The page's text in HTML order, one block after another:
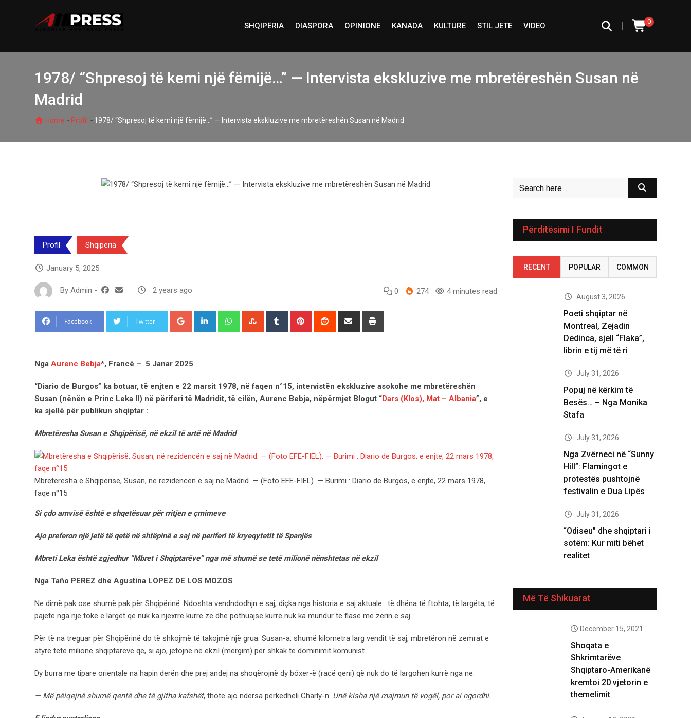
SHQIPËRIA DIASPORA OPINIONE KANADA KULTURË STIL JETE VIDEO 0
|
1978/ “Shpresoj të kemi një fëmijë…” — Intervista ekskluzive me mbretëreshën Susan në
Madrid
Home - Profil - 1978/ “Shpresoj të kemi një fëmijë…” — Intervista ekskluzive me mbretëreshën Susan në Madrid
Profil Shqipëria
January 5, 2025
By Admin - 2 years ago 0 274 4 minutes read
Facebook Twitter Google+ LinkedIn WhatsappStumbleUpon
Tumblr Pinterest Reddit
Share
Nga Aurenc Bebja*, Francë – 5 Janar 2025
“Diario de Burgos” ka botuar, të enjten e 22 marsit 1978, në faqen n°15, intervistën ekskluzive asokohe me mbretëreshën
Susan (nënën e Princ Leka II) në përiferi të Madridit, të cilën, Aurenc Bebja, nëpërmjet Blogut “Dars (Klos), Mat – Albania”, e
ka sjellë për publikun shqiptar :
Mbretëresha Susan e Shqipërisë, në ekzil të artë në Madrid
Mbretëresha e Shqipërisë, Susan, në rezidencën e saj në Madrid. — (Foto EFE-FIEL). — Burimi : Diario de Burgos, e enjte, 22 mars 1978,
faqe n°15
Si çdo amvisë është e shqetësuar për rritjen e çmimeve
Ajo preferon një jetë të qetë në shtëpinë e saj në periferi të kryeqytetit të Spanjës
Mbreti Leka është zgjedhur “Mbret i Shqiptarëve” nga më shumë se tetë milionë nënshtetas në ekzil
Nga Taño PEREZ dhe Agustina LOPEZ DE LOS MOZOS
Ne dimë pak ose shumë pak për Shqipërinë. Ndoshta vendndodhjn e saj, diçka nga historia e saj aktuale : të dhëna të ftohta, të largëta, të
pajetë nga një tokë e largët që nuk ka njexrrë kurrë zë dhe pothuajse kurrë nuk ka mundur të flasë me zërin e saj.
Për të na treguar për Shqipërinë do të shkojmë të takojmë një grua. Susan-a, shumë kilometra larg vendit të saj, mbretëron në zemrat e
atyre tetë milionë shqiptarëve që, si ajo, jetojnë në ekzil (mërgim) për shkak të dominimit komunist.
Dy burra me tipare orientale na hapin derën dhe prej andej na shoqërojnë dy bóxer-ë (racë qeni) që nuk do të largohen kurrë nga ne.
— Më pëlqejnë shumë qentë dhe të gjitha kafshët, thotë ajo ndërsa përkëdheli Charly-n. Unë kisha një majmun të vogël, por ai ngordhi.
Përditësimi I Fundit
RECENT POPULAR COMMON
August 3, 2026
Poeti shqiptar në
Montreal, Zejadin
Dedinca, sjell “Flaka”,
librin e tij më të ri
July 31, 2026
Popuj në kërkim të
Besës… – Nga Monika
Stafa
July 31, 2026
Nga Zvërneci në “Sunny
Hill”: Flamingot e
protestës pushtojnë
festivalin e Dua Lipës
July 31, 2026
“Odiseu” dhe shqiptari i
sotëm: Kur miti bëhet
realitet
Më Të Shikuarat
December 15, 2021
Shoqata e
Shkrimtarëve
Shqiptaro-Amerikanë
kremtoi 20 vjetorin e
themelimit